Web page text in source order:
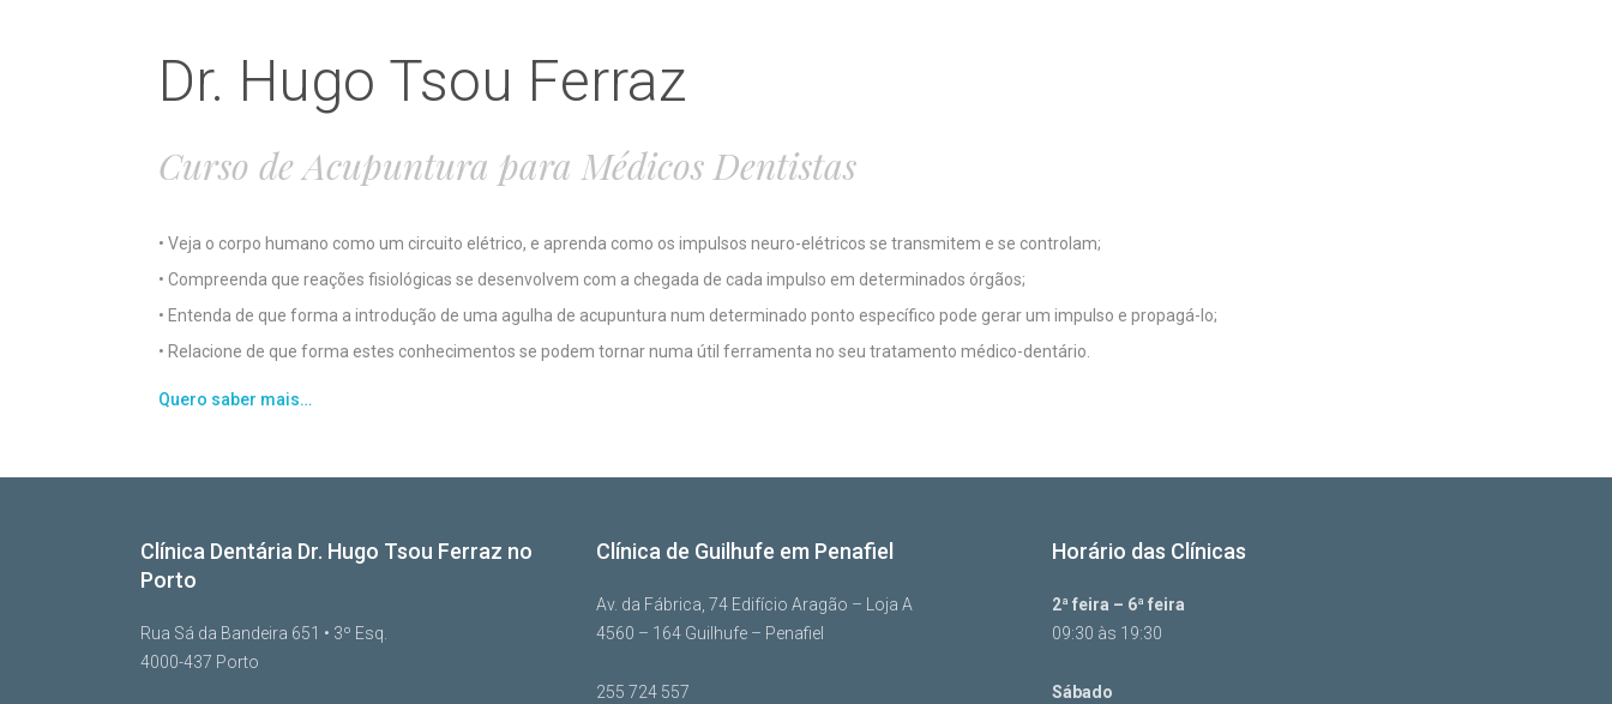
Dr. Hugo Tsou Ferraz
Curso de Acupuntura para Médicos Dentistas
• Veja o corpo humano como um circuito elétrico, e aprenda como os impulsos neuro-elétricos se transmitem e se controlam;
• Compreenda que reações fisiológicas se desenvolvem com a chegada de cada impulso em determinados órgãos;
• Entenda de que forma a introdução de uma agulha de acupuntura num determinado ponto específico pode gerar um impulso e propagá-lo;
• Relacione de que forma estes conhecimentos se podem tornar numa útil ferramenta no seu tratamento médico-dentário.
Quero saber mais…
Clínica Dentária Dr. Hugo Tsou Ferraz no
Porto
Rua Sá da Bandeira 651 • 3º Esq.
4000-437 Porto
Clínica de Guilhufe em Penafiel
Av. da Fábrica, 74 Edifício Aragão – Loja A
4560 – 164 Guilhufe – Penafiel
255 724 557
Horário das Clínicas
2ª feira – 6ª feira
09:30 às 19:30
Sábado